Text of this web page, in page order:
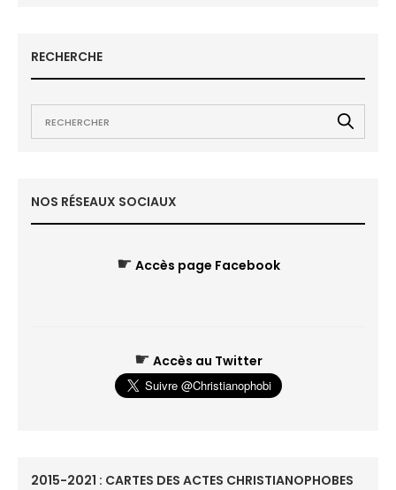
RECHERCHE
NOS RÉSEAUX SOCIAUX
☛ Accès page Facebook
☛ Accès au Twitter
2015-2021 : CARTES DES ACTES CHRISTIANOPHOBES